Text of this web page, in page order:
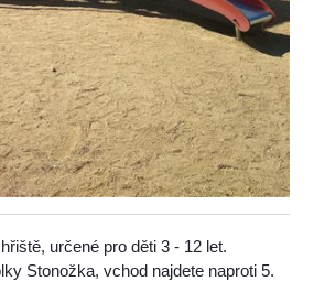
určené pro děti 3 - 12 let.
Stonožka, vchod najdete naproti 5.